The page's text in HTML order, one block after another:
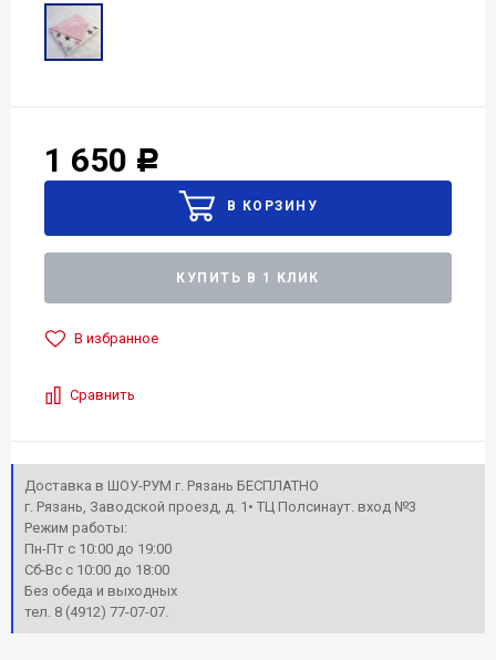
1 650 Р
КУПИТЬ В 1 КЛИК
В избранное
Сравнить
Доставка в ШОУ-РУМ г. Рязань БЕСПЛАТНО
г. Рязань, Заводской проезд, д. 1• ТЦ Полсинаут. вход №3
Режим работы:
Пн-Пт с 10:00 до 19:00
Сб-Вс с 10:00 до 18:00
Без обеда и выходных
тел. 8 (4912) 77-07-07.